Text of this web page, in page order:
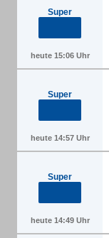
Super
heute 15:06 Uhr
Super
heute 14:57 Uhr
Super
heute 14:49 Uhr